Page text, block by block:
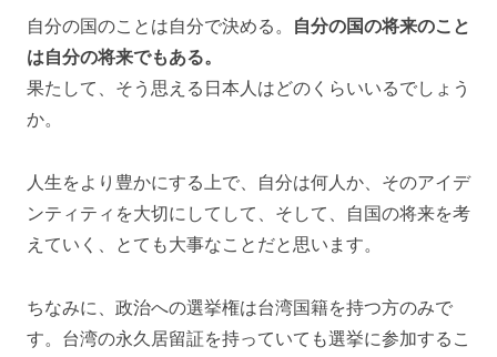
自分の国のことは自分で決める。 自分の国の将来のこと
は自分の将来でもある。
果たして、そう思える日本人はどのくらいいるでしょう
か。
人生をより豊かにする上で、自分は何人か、そのアイデ
ンティティを大切にしてして、そして、自国の将来を考
えていく、とても大事なことだと思います。
ちなみに、政治への選挙権は台湾国籍を持つ方のみで
す。 台湾の永久居留証を持っていても選挙に参加するこ